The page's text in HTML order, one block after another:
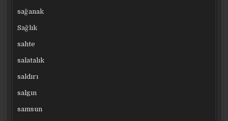
sağanak
Sağlık
sahte
salatalık
saldırı
salgın
samsun